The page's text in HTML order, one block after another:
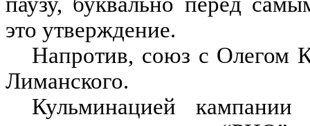
это утверждение.
Напротив, союз с Олегом
Лиманского.
Кульминацией кампании